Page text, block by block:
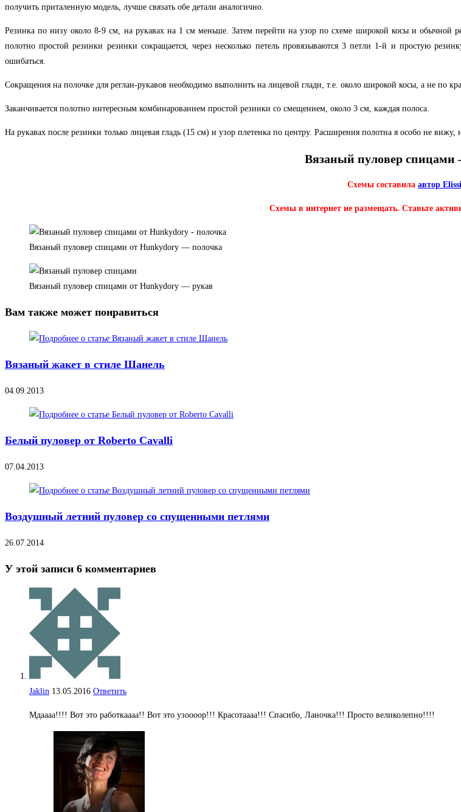
получить приталенную модель, лучше связать обе детали аналогично.
Резинка по низу около 8-9 см, на рукавах на 1 см меньше. Затем перейти на узор по схеме широкой косы и обычной
полотно простой резинки резинки сокращается, через несколько петель провязываются 3 петли 1-й и простую
ошибаться.
Сокращения на полочке для реглан-рукавов необходимо выполнить на лицевой глади, т.е. около широкой косы, а не по
Заканчивается полотно интересным комбинарованием простой резинки со смещением, около 3 см, каждая полоса.
На рукавах после резинки только лицевая гладь (15 см) и узор плетенка по центру. Расширения полотна я особо не
Вязаный пуловер спицами
Схемы составила автор
Схемы в интернет не размещать. Ставьте
Вязаный пуловер спицами от Hunkydory — полочка
Вязаный пуловер спицами от Hunkydory — рукав
Вам также может понравиться
Вязаный жакет в стиле Шанель
04.09.2013
Белый пуловер от Roberto Cavalli
07.04.2013
Воздушный летний пуловер со спущенными петлями
26.07.2014
У этой записи 6 комментариев
Jaklin 13.05.2016 Ответить
Мдаааа!!!! Вот это работкаааа!! Вот это узоооор!!! Красотаааа!!! Спасибо, Ланочка!!! Просто великолепно!!!!